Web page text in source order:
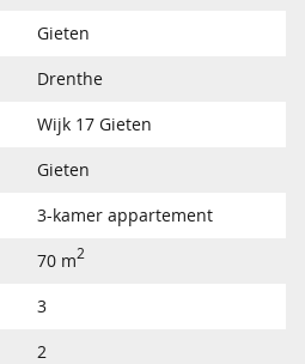
Gieten
Drenthe
Wijk 17 Gieten
Gieten
3-kamer appartement
70 m2
3
2